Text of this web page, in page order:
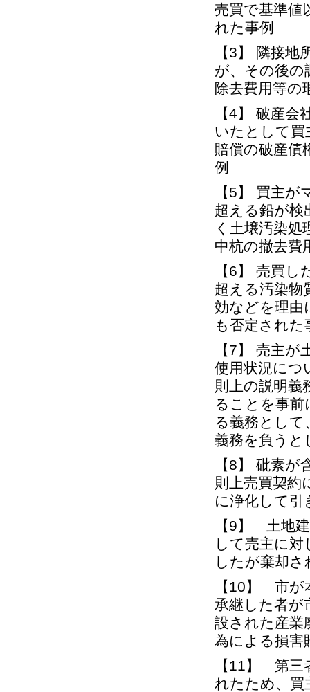
売買で基準値
れた事例
【3】 隣接
が、その後の
除去費用等の
【4】 破産
いたとして買
賠償の破産債
例
【5】 買主
超える鉛が検
く土壌汚染
中杭の撤去費
【6】 売買
超える汚染物
効などを理由
も否定された
【7】 売主
使用状況につ
則上の説明義
ることを事前
る義務として
義務を負うと
【8】 砒素
則上売買契約
に浄化して引
【9】 土地
して売主に対
したが棄却さ
【10】 市が
承継した者が
設された産業
為による損害
【11】 第三
れたため、買